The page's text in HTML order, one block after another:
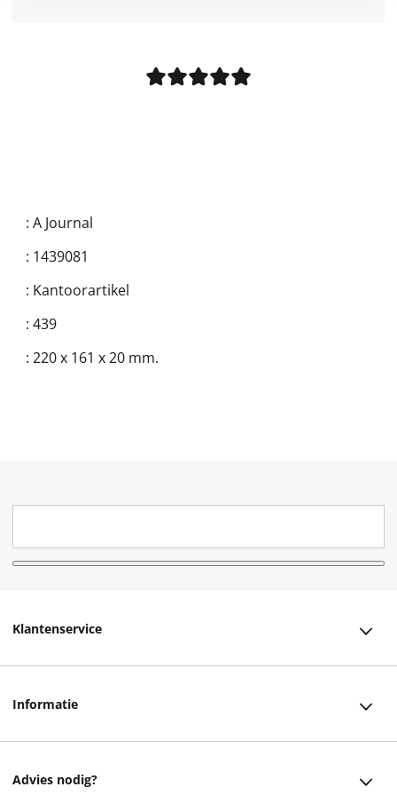
: A Journal
: 1439081
: Kantoorartikel
: 439
: 220 x 161 x 20 mm.
Klantenservice
Informatie
Advies nodig?